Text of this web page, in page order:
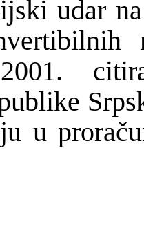
udar
u prorač